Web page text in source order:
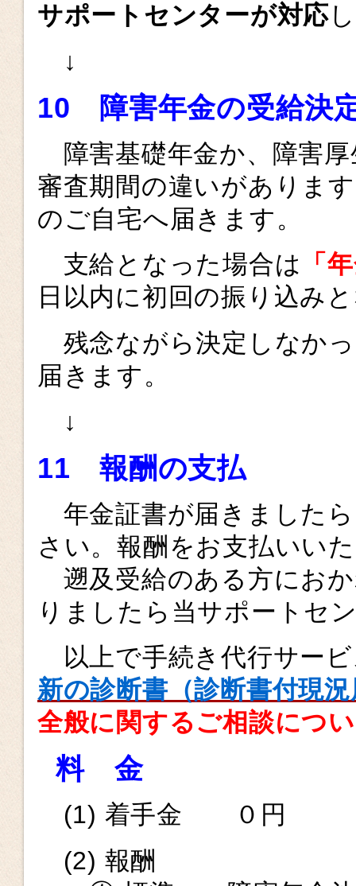
サポートセンターが対応
↓
10 障害年金の受給決
障害基礎年金か、障害
審査期間の違いがありま
のご自宅へ届きます。
支給となった場合は 「
日以内に初回の振り込み
残念ながら決定しなか
届きます。
↓
11 報酬の支払
年金証書が届きました
さい。報酬をお支払いい
遡及受給のある方にお
りましたら当サポートセ
以上で手続き代行サー
新の診断書（診断書付現
全般に関するご相談につ
料 金
(1) 着手金 ０円
(2) 報酬